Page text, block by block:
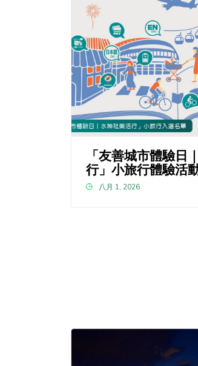
「友善城市體驗日
行」小旅行體驗活
八月 1, 2026